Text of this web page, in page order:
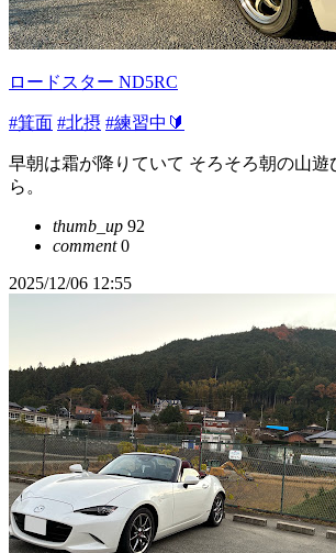
ロードスター ND5RC
#箕面 #北摂 #練習中🔰
早朝は霜が降りていて そろそろ朝の山遊
ら。
thumb_up 92
comment0
2025/12/06 12:55